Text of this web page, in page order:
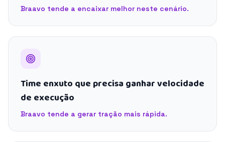
Braavo tende a encaixar melhor neste cenário.
Time enxuto que precisa ganhar velocidade
de execução
Braavo tende a gerar tração mais rápida.